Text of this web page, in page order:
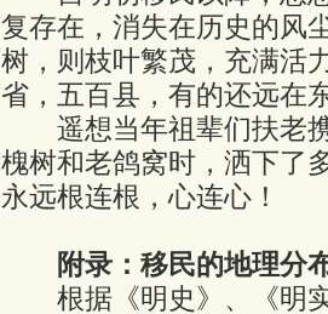
复存在，消失在历史的风
树，则枝叶繁茂，充满活
省，五百县，有的还远在
遥想当年祖辈们扶老携
槐树和老鸽窝时，洒下了
永远根连根，心连心！
附录：移民的地理分
根据《明史》、《明实